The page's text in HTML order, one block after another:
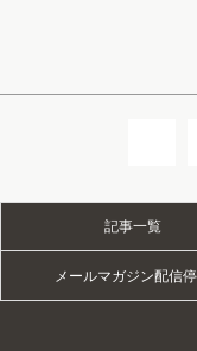
記事一覧
メールマガジン配信